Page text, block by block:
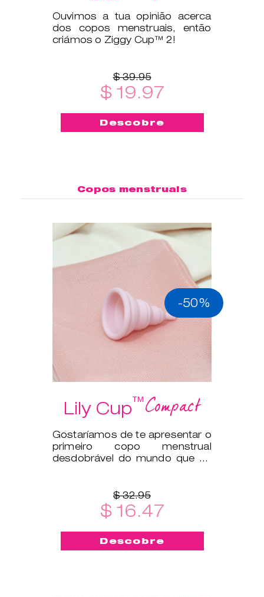
Ouvimos a tua opinião acerca
dos copos menstruais, então
criámos o Ziggy Cup™ 2!
$ 39.95
$ 19.97
Descobre
Copos menstruais
-50%
Lily Cup™Compact
Gostaríamos de te apresentar o
primeiro copo menstrual
desdobrável do mundo que se
$ 32.95
$ 16.47
Descobre